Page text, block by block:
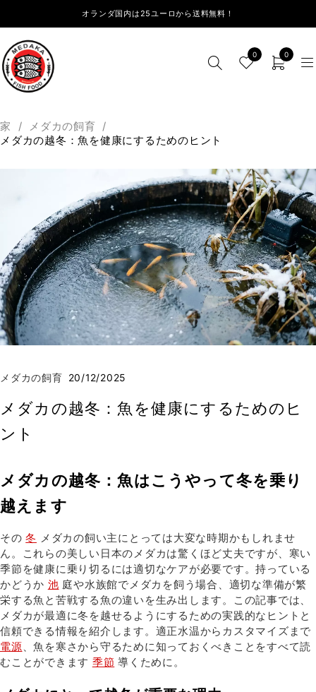
オランダ国内は25ユーロから送料無料！
0 0
家 / メダカの飼育
/
メダカの越冬：魚を健康にするためのヒント
メダカの飼育 20/12/2025
メダカの越冬：魚を健康にするためのヒ
ント
メダカの越冬：魚はこうやって冬を乗り
越えます
その冬 メダカの飼い主にとっては大変な時期かもしれませ
ん。これらの美しい日本のメダカは驚くほど丈夫ですが、寒い
季節を健康に乗り切るには適切なケアが必要です。持っている
かどうか 池 庭や水族館でメダカを飼う場合、適切な準備が繁
栄する魚と苦戦する魚の違いを生み出します。この記事では、
メダカが最適に冬を越せるようにするための実践的なヒントと
信頼できる情報を紹介します。適正水温からカスタマイズまで
電源、魚を寒さから守るために知っておくべきことをすべて読
むことができます 季節 導くために。